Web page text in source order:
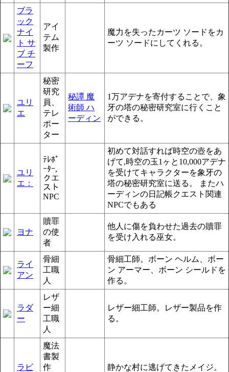
ブラ
ック
ナイ
ト サ
ブ チ
ーフ
アイ
テム
製作
魔力を失ったカーツ ソードをカ
ーツ ソードにしてくれる。
ユリ
エ
秘密
研究
員、
テレ
ポー
ター
秘譚 魔
術師 ハ
ーディン
1万アデナを寄付することで、象
牙の塔の秘密研究室に行くこと
ができる。
ユリ
エ：
ﾃﾚﾎﾟ
ｰﾀｰ,
クエ
スト
NPC
初めて対話すれば時空の壺をあ
げて,時空の玉1ヶと10,000アデナ
を受けてキャラクターを象牙の
塔の秘密研究室に送る。 またハ
ーディンの日記帳クエスト関連
NPCでもある
ヨナ
贖罪
の使
者
他人に傷を負わせた過去の贖罪
を受け入れる巫女。
ライ
アン
骨細
工職
人
骨細工師。ボーン ヘルム、ボー
ン アーマー、ボーン シールドを
作る。
ラダ
ー
レザ
ー細
工職
人
レザー細工師。レザー製品を作
る。
ラビ
魔法
書製
作
静かな村に逃げてきたメイジ。